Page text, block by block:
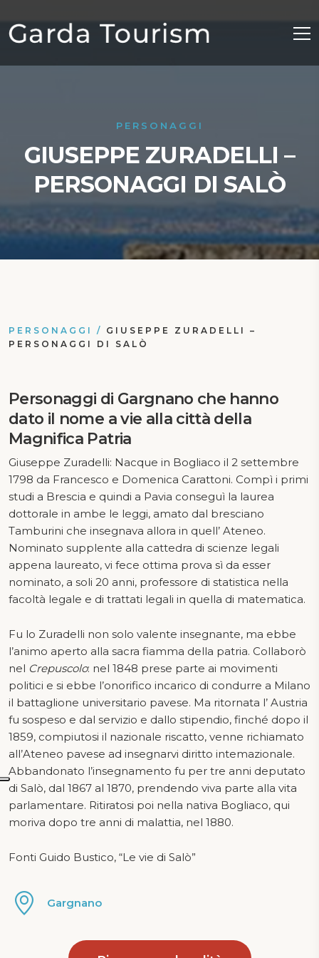
PERSONAGGI
GIUSEPPE ZURADELLI –
PERSONAGGI DI SALÒ
PERSONAGGI / GIUSEPPE ZURADELLI –
PERSONAGGI DI SALÒ
Personaggi di Gargnano che hanno
dato il nome a vie alla città della
Magnifica Patria
Giuseppe Zuradelli: Nacque in Bogliaco il 2 settembre
1798 da Francesco e Domenica Carattoni. Compì i primi
studi a Brescia e quindi a Pavia conseguì la laurea
dottorale in ambe le leggi, amato dal bresciano
Tamburini che insegnava allora in quell’ Ateneo.
Nominato supplente alla cattedra di scienze legali
appena laureato, vi fece ottima prova sì da esser
nominato, a soli 20 anni, professore di statistica nella
facoltà legale e di trattati legali in quella di matematica.
Fu lo Zuradelli non solo valente insegnante, ma ebbe
l’animo aperto alla sacra fiamma della patria. Collaborò
nel Crepuscolo: nel 1848 prese parte ai movimenti
politici e si ebbe l’onorifico incarico di condurre a Milano
il battaglione universitario pavese. Ma ritornata l’ Austria
fu sospeso e dal servizio e dallo stipendio, finché dopo il
1859, compiutosi il nazionale riscatto, venne richiamato
all’Ateneo pavese ad insegnarvi diritto intemazionale.
Abbandonato l’insegnamento fu per tre anni deputato
di Salò, dal 1867 al 1870, prendendo viva parte alla vita
parlamentare. Ritiratosi poi nella nativa Bogliaco, qui
moriva dopo tre anni di malattia, nel 1880.
Fonti Guido Bustico, “Le vie di Salò”
Gargnano